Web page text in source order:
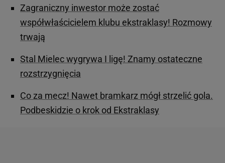
Zagraniczny inwestor może zostać
współwłaścicielem klubu ekstraklasy! Rozmowy
trwają
Stal Mielec wygrywa I ligę! Znamy ostateczne
rozstrzygnięcia
Co za mecz! Nawet bramkarz mógł strzelić gola.
Podbeskidzie o krok od Ekstraklasy